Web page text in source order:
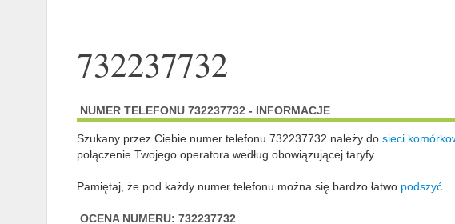
732237732
NUMER TELEFONU 732237732 - INFORMACJE
Szukany przez Ciebie numer telefonu 732237732 należy do sieci
połączenie Twojego operatora według obowiązującej taryfy.
Pamiętaj, że pod każdy numer telefonu można się bardzo łatwo podszyć.
OCENA NUMERU: 732237732